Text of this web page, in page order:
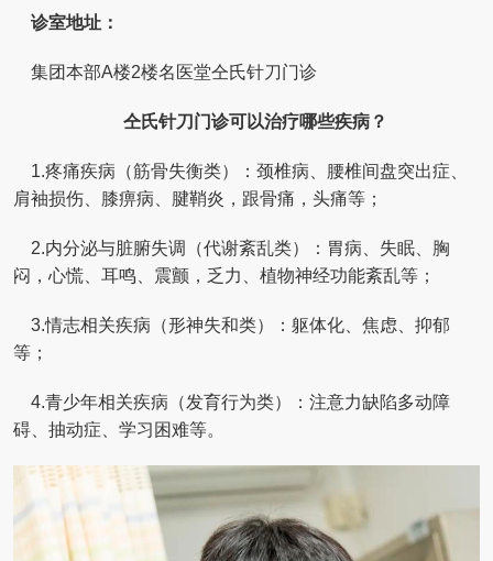
诊室地址：
集团本部A楼2楼名医堂仝氏针刀门诊
仝氏针刀门诊可以治疗哪些疾病？
1.疼痛疾病（筋骨失衡类）：颈椎病、腰椎间盘突出症、
肩袖损伤、膝痹病、腱鞘炎，跟骨痛，头痛等；
2.内分泌与脏腑失调（代谢紊乱类）：胃病、失眠、胸
闷，心慌、耳鸣、震颤，乏力、植物神经功能紊乱等；
3.情志相关疾病（形神失和类）：躯体化、焦虑、抑郁
等；
4.青少年相关疾病（发育行为类）：注意力缺陷多动障
碍、抽动症、学习困难等。